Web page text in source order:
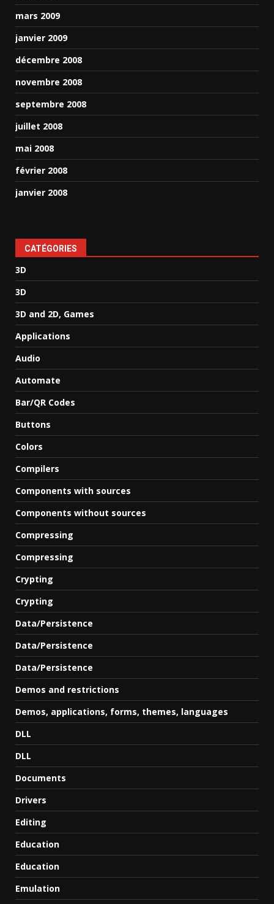
mars 2009
janvier 2009
décembre 2008
novembre 2008
septembre 2008
juillet 2008
mai 2008
février 2008
janvier 2008
CATÉGORIES
3D
3D
3D and 2D, Games
Applications
Audio
Automate
Bar/QR Codes
Buttons
Colors
Compilers
Components with sources
Components without sources
Compressing
Compressing
Crypting
Crypting
Data/Persistence
Data/Persistence
Data/Persistence
Demos and restrictions
Demos, applications, forms, themes, languages
DLL
DLL
Documents
Drivers
Editing
Education
Education
Emulation